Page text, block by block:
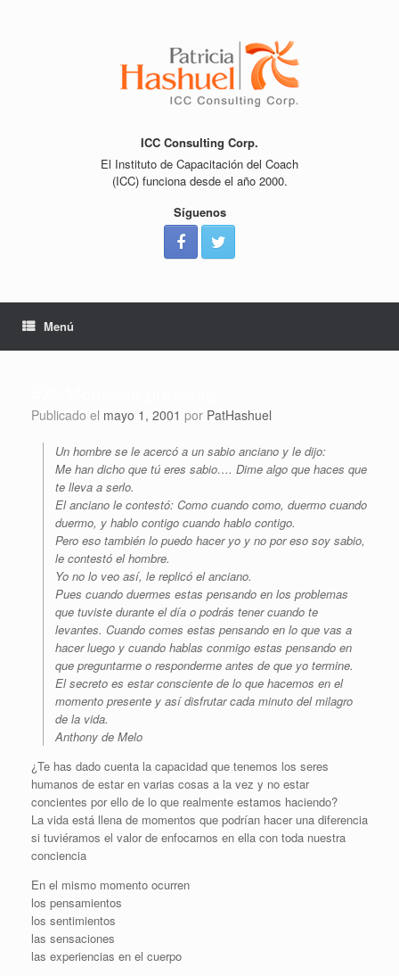
ICC Consulting Corp.
El Instituto de Capacitación del Coach
(ICC) funciona desde el año 2000.
Síguenos
Menú
Publicado el mayo 1, 2001 por PatHashuel
Un hombre se le acercó a un sabio anciano y le dijo:
Me han dicho que tú eres sabio…. Dime algo que haces que
te lleva a serlo.
El anciano le contestó: Como cuando como, duermo cuando
duermo, y hablo contigo cuando hablo contigo.
Pero eso también lo puedo hacer yo y no por eso soy sabio,
le contestó el hombre.
Yo no lo veo así, le replicó el anciano.
Pues cuando duermes estas pensando en los problemas
que tuviste durante el día o podrás tener cuando te
levantes. Cuando comes estas pensando en lo que vas a
hacer luego y cuando hablas conmigo estas pensando en
que preguntarme o responderme antes de que yo termine.
El secreto es estar consciente de lo que hacemos en el
momento presente y así disfrutar cada minuto del milagro
de la vida.
Anthony de Melo
¿Te has dado cuenta la capacidad que tenemos los seres
humanos de estar en varias cosas a la vez y no estar
concientes por ello de lo que realmente estamos haciendo?
La vida está llena de momentos que podrían hacer una diferencia
si tuviéramos el valor de enfocarnos en ella con toda nuestra
conciencia
En el mismo momento ocurren
los pensamientos
los sentimientos
las sensaciones
las experiencias en el cuerpo